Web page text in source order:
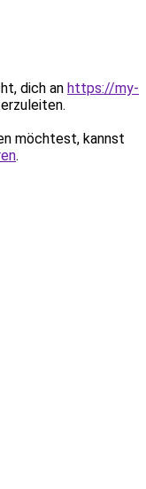
dich an https://my-
möchtest, kannst
.